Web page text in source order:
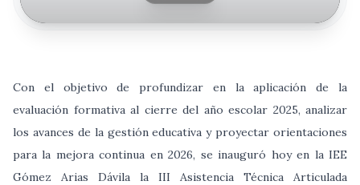
Con el objetivo de profundizar en la aplicación de la
evaluación formativa al cierre del año escolar 2025, analizar
los avances de la gestión educativa y proyectar orientaciones
para la mejora continua en 2026, se inauguró hoy en la IEE
Gómez Arias Dávila la III Asistencia Técnica Articulada